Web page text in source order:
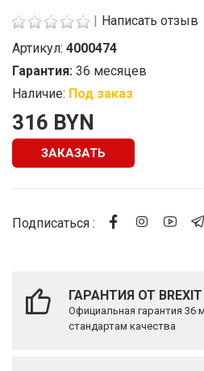
| Написать отзыв
Артикул: 4000474
Гарантия: 36 месяцев
Наличие: Под заказ
Стоимость
316 BYN
ЗАКАЗАТЬ
Подписаться :
ГАРАНТИЯ ОТ BREXIT
Официальная гарантия 36
стандартам качества